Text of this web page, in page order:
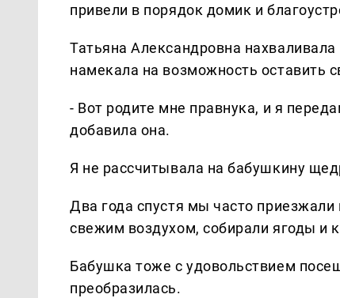
привели в порядок домик и
Татьяна Александровна
намекала на возможность оставить
- Вот родите мне правнука, и я
добавила она.
Я не рассчитывала на бабушкину
Два года спустя мы часто
свежим воздухом, собирали ягоды и
Бабушка тоже с удовольствием
преобразилась.